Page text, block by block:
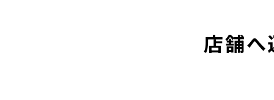
店舗